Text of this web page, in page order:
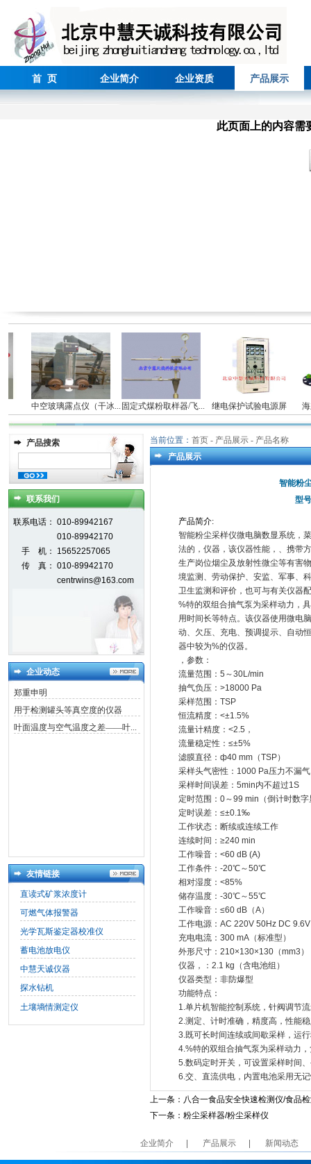
首 页 企业简介 企业资质 产品展示
此页面上的内容需
中空玻璃露点仪（干冰...固定式煤粉取样器/飞... 继电保护试验电源屏 海
产品搜索
联系我们
联系电话： 010-89942167
010-89942170
手 机：
15652257065
传 真： 010-89942170
centrwins@163.com
企业动态
郑重申明
用于检测罐头等真空度的仪器
叶面温度与空气温度之差——叶...
友情链接
直读式矿浆浓度计
可燃气体报警器
光学瓦斯鉴定器校准仪
蓄电池放电仪
中慧天诚仪器
探水钻机
土壤墒情测定仪
当前位置： 首页 - 产品展示 - 产品名称
产品展示
智能粉
型
产品简介:
智能粉尘采样仪微电脑数显系统，
法的，仪器，该仪器性能，、携带
生产岗位烟尘及放射性微尘等有害
境监测、劳动保护、安监、军事、
卫生监测和评价，也可与有关仪器
%特的双组合抽气泵为采样动力，
用时间长等特点。该仪器使用微电
动、欠压、充电、预调提示、自动
器中较为%的仪器。
，参数：
流量范围：5～30L/min
抽气负压：>18000 Pa
采样范围：TSP
恒流精度：<±1.5%
流量计精度：<2.5，
流量稳定性：≤±5%
滤膜直径：ф40 mm（TSP）
采样头气密性：1000 Pa压力不漏气
采样时间误差：5min内不超过1S
定时范围：0～99 min（倒计时数字
定时误差：≤±0.1‰
工作状态：断续或连续工作
连续时间：≥240 min
工作噪音：<60 dB (A)
工作条件：-20℃～50℃
相对湿度：<85%
储存温度：-30℃～55℃
工作噪音：≤60 dB（A）
工作电源：AC 220V 50Hz DC 9.6V
充电电流：300 mA（标准型）
外形尺寸：210×130×130（mm3）
仪器，：2.1 kg（含电池组）
仪器类型：非防爆型
功能特点：
1.单片机智能控制系统，针阀调节
2.测定、计时准确，精度高，性能
3.既可长时间连续或间歇采样，运
4.%特的双组合抽气泵为采样动力
5.数码定时开关，可设置采样时间
6.交、直流供电，内置电池采用无
上一条： 八合一食品安全快速检测仪/食品
下一条： 粉尘采样器/粉尘采样仪
企业简介 产品展示 新闻动态